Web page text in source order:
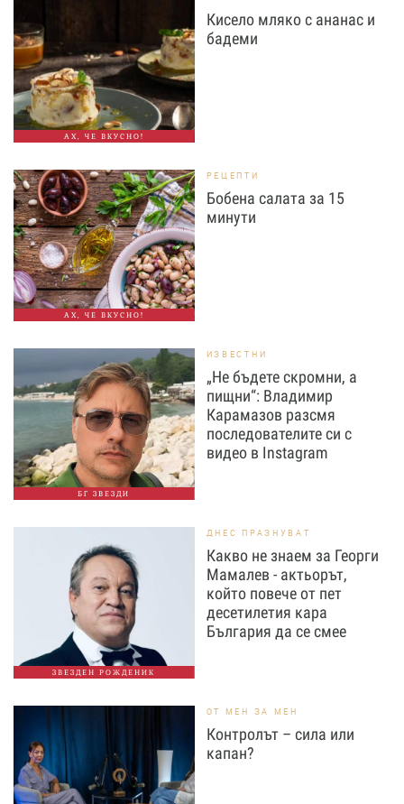
АХ, ЧЕ ВКУСНО!
Кисело мляко с ананас и
бадеми
АХ, ЧЕ ВКУСНО!
РЕЦЕПТИ
Бобена салата за 15
минути
БГ ЗВЕЗДИ
ИЗВЕСТНИ
„Не бъдете скромни, а
пищни“: Владимир
Карамазов разсмя
последователите си с
видео в Instagram
ЗВЕЗДЕН РОЖДЕНИК
ДНЕС ПРАЗНУВАТ
Какво не знаем за Георги
Мамалев - актьорът,
който повече от пет
десетилетия кара
България да се смее
ОТ МЕН ЗА МЕН
Контролът – сила или
капан?